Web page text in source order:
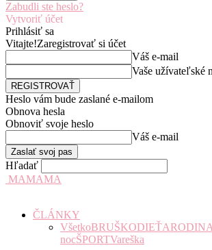
Zabudli ste heslo?
Vytvoriť účet
Prihlásiť sa
Vitajte!Zaregistrovať si účet
Váš e-mail
Vaše užívateľské
Heslo vám bude zaslané e-mailom
Obnova hesla
Obnoviť svoje heslo
Váš e-mail
Hľadať
MAMAMA
ČLÁNKY
VšetkoBRUŠKODIEŤARODINA
nocŠPORTVareška